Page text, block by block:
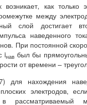
возникает, как только
между
слой достигает
наведенного
При постоянной
iнав был бы
от времени –
для нахождения
электродов,
рассматриваемый